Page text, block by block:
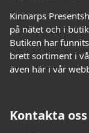
Kinnarps
på nätet och i
Butiken har
brett sortiment i
även här i vår
Kontakta oss